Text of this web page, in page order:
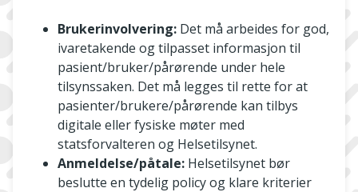
Brukerinvolvering: Det må arbeides for god,
ivaretakende og tilpasset informasjon til
pasient/bruker/pårørende under hele
tilsynssaken. Det må legges til rette for at
pasienter/brukere/pårørende kan tilbys
digitale eller fysiske møter med
statsforvalteren og Helsetilsynet.
Anmeldelse/påtale: Helsetilsynet bør
beslutte en tydelig policy og klare kriterier